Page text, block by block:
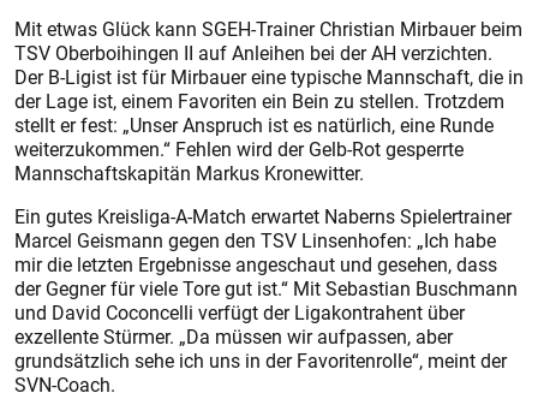
Mit etwas Glück kann SGEH-Trainer Christian Mirbauer beim
TSV Oberboihingen II auf Anleihen bei der AH verzichten.
Der B-Ligist ist für Mirbauer eine typische Mannschaft, die in
der Lage ist, einem Favoriten ein Bein zu stellen. Trotzdem
stellt er fest: „Unser Anspruch ist es natürlich, eine Runde
weiterzukommen.“ Fehlen wird der Gelb-Rot gesperrte
Mannschaftskapitän Markus Kronewitter.
Ein gutes Kreisliga-A-Match erwartet Naberns Spielertrainer
Marcel Geismann gegen den TSV Linsenhofen: „Ich habe
mir die letzten Ergebnisse angeschaut und gesehen, dass
der Gegner für viele Tore gut ist.“ Mit Sebastian Buschmann
und David Coconcelli verfügt der Ligakontrahent über
exzellente Stürmer. „Da müssen wir aufpassen, aber
grundsätzlich sehe ich uns in der Favoritenrolle“, meint der
SVN-Coach.